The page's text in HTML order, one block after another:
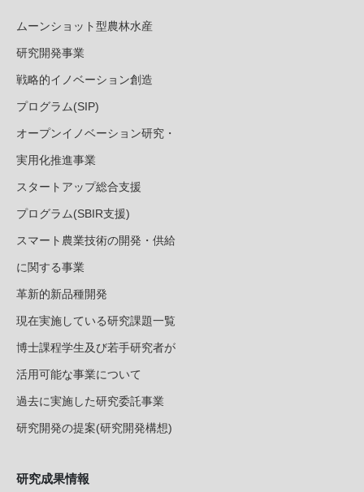
ムーンショット型農林水産
研究開発事業
戦略的イノベーション創造
プログラム(SIP)
オープンイノベーション研究・
実用化推進事業
スタートアップ総合支援
プログラム(SBIR支援)
スマート農業技術の開発・供給
に関する事業
革新的新品種開発
現在実施している研究課題一覧
博士課程学生及び若手研究者が
活用可能な事業について
過去に実施した研究委託事業
研究開発の提案(研究開発構想)
研究成果情報